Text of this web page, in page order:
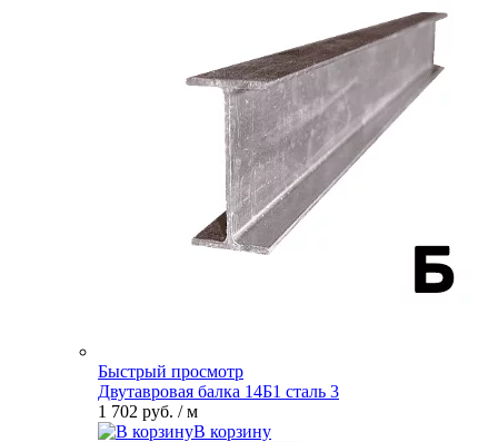
Быстрый просмотр
Двутавровая балка 14Б1 сталь 3
1 702 руб. / м
В корзину